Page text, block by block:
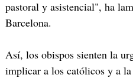
pastoral y asistencial", ha
Barcelona.
Así, los obispos sienten la
implicar a los católicos y a